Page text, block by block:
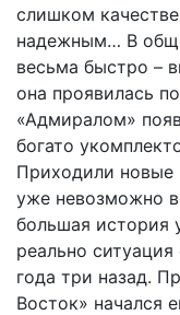
слишком
надежным… В
весьма быстро –
она проявилась
«Адмиралом»
богато
Приходили новые
уже невозможно
большая история
реально
года три назад.
Восток» начался